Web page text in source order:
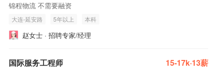
锦程物流 不需要融资
大连-延安路 5年以上 本科
赵女士 · 招聘专家/经理
国际服务工程师 15-17k·13薪